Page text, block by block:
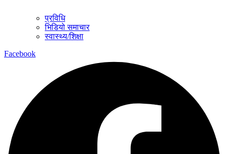
प्रविधि
भिडियो समाचार
स्वास्थ्य/शिक्षा
Facebook